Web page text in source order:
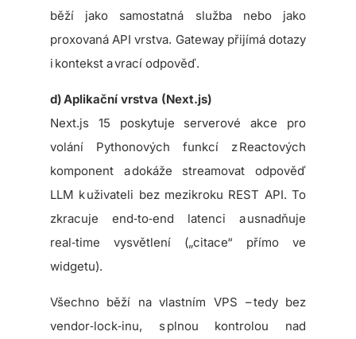
běží jako samostatná služba nebo jako
proxovaná API vrstva. Gateway přijímá dotazy
i kontekst a vrací odpověď.
d) Aplikační vrstva (Next.js)
Next.js 15 poskytuje serverové akce pro
volání Pythonových funkcí z Reactových
komponent a dokáže streamovat odpověď
LLM k uživateli bez mezikroku REST API. To
zkracuje end‑to‑end latenci a usnadňuje
real‑time vysvětlení („citace“ přímo ve
widgetu).
Všechno běží na vlastním VPS – tedy bez
vendor‑lock‑inu, s plnou kontrolou nad